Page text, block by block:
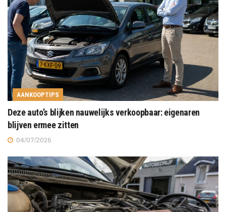
AANKOOPTIPS
Deze auto’s blijken nauwelijks verkoopbaar: eigenaren
blijven ermee zitten
04/07/2026